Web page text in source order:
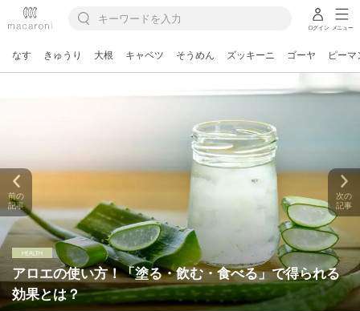
ログイン メニュー
なす きゅうり 大根 キャベツ そうめん ズッキーニ ゴーヤ ピーマ
アロエの使い方！「塗る・飲む・食べる」で得られる
効果とは？
前の
記事
次の
記事